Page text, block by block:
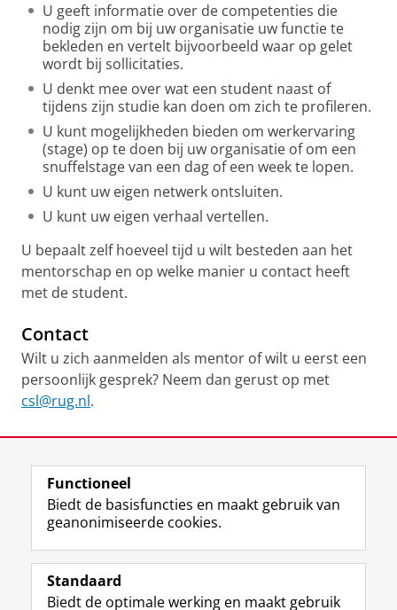
U geeft informatie over de competenties die
nodig zijn om bij uw organisatie uw functie te
bekleden en vertelt bijvoorbeeld waar op gelet
wordt bij sollicitaties.
U denkt mee over wat een student naast of
tijdens zijn studie kan doen om zich te profileren.
U kunt mogelijkheden bieden om werkervaring
(stage) op te doen bij uw organisatie of om een
snuffelstage van een dag of een week te lopen.
U kunt uw eigen netwerk ontsluiten.
U kunt uw eigen verhaal vertellen.
U bepaalt zelf hoeveel tijd u wilt besteden aan het
mentorschap en op welke manier u contact heeft
met de student.
Contact
Wilt u zich aanmelden als mentor of wilt u eerst een
persoonlijk gesprek? Neem dan gerust op met
csl@rug.nl.
View this page in:English
Volg de RUG
F
a
e
L
i
k
R
S
-
I
n
t
Y
o
T
Functioneel
Biedt de basisfuncties en maakt gebruik van
geanonimiseerde cookies.
Standaard
Biedt de optimale werking en maakt gebruik